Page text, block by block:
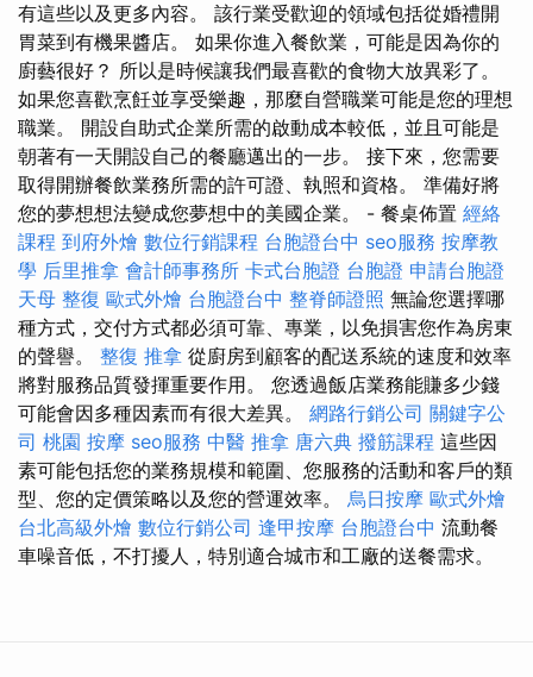
有這些以及更多內容。 該行業受歡迎的領域包括從婚禮開
胃菜到有機果醬店。 如果你進入餐飲業，可能是因為你的
廚藝很好？ 所以是時候讓我們最喜歡的食物大放異彩了。
如果您喜歡烹飪並享受樂趣，那麼自營職業可能是您的理想
職業。 開設自助式企業所需的啟動成本較低，並且可能是
朝著有一天開設自己的餐廳邁出的一步。 接下來，您需要
取得開辦餐飲業務所需的許可證、執照和資格。 準備好將
您的夢想想法變成您夢想中的美國企業。 - 餐桌佈置 經絡
課程 到府外燴 數位行銷課程 台胞證台中 seo服務 按摩教
學 后里推拿 會計師事務所 卡式台胞證 台胞證 申請台胞證
天母 整復 歐式外燴 台胞證台中 整脊師證照 無論您選擇哪
種方式，交付方式都必須可靠、專業，以免損害您作為房東
的聲譽。 整復 推拿 從廚房到顧客的配送系統的速度和效率
將對服務品質發揮重要作用。 您透過飯店業務能賺多少錢
可能會因多種因素而有很大差異。 網路行銷公司 關鍵字公
司 桃園 按摩 seo服務 中醫 推拿 唐六典 撥筋課程 這些因
素可能包括您的業務規模和範圍、您服務的活動和客戶的類
型、您的定價策略以及您的營運效率。 烏日按摩 歐式外燴
台北高級外燴 數位行銷公司 逢甲按摩 台胞證台中 流動餐
車噪音低，不打擾人，特別適合城市和工廠的送餐需求。